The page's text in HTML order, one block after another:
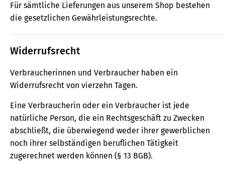
Für sämtliche Lieferungen aus unserem Shop bestehen
die gesetzlichen Gewährleistungsrechte.
Widerrufsrecht
Verbraucherinnen und Verbraucher haben ein
Widerrufsrecht von vierzehn Tagen.
Eine Verbraucherin oder ein Verbraucher ist jede
natürliche Person, die ein Rechtsgeschäft zu Zwecken
abschließt, die überwiegend weder ihrer gewerblichen
noch ihrer selbständigen beruflichen Tätigkeit
zugerechnet werden können (§ 13 BGB).